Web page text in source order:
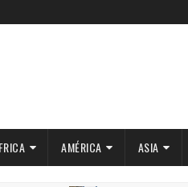
AMÉRICA ASIA